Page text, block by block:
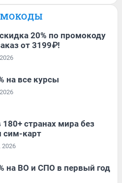
скидка 20% по промокоду
от 3199₽!
на все курсы
180+ странах мира без
сим-карт
2026
на ВО и СПО в первый год